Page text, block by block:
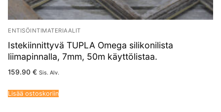
ENTISÖINTIMATERIAALIT
Istekiinnittyvä TUPLA Omega silikonilista
liimapinnalla, 7mm, 50m käyttölistaa.
159.90 € Sis. Alv.
Lisää ostoskoriin